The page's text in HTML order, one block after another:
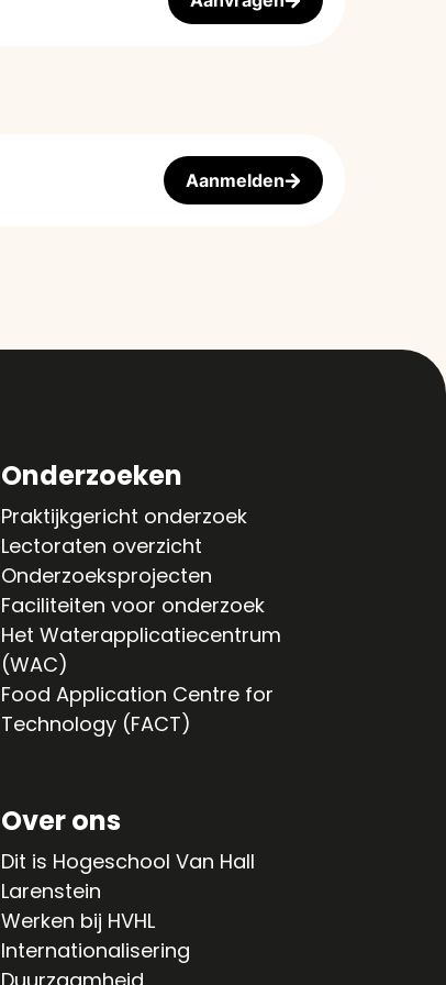
Aanmelden
Onderzoeken
Praktijkgericht onderzoek
Lectoraten overzicht
Onderzoeksprojecten
Faciliteiten voor onderzoek
Het Waterapplicatiecentrum
(WAC)
Food Application Centre for
Technology (FACT)
Over ons
Dit is Hogeschool Van Hall
Larenstein
Werken bij HVHL
Internationalisering